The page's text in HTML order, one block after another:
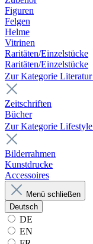
Figuren
Felgen
Helme
Vitrinen
Raritäten/Einzelstücke
Raritäten/Einzelstücke
Zur Kategorie Literatur
Zeitschriften
Bücher
Zur Kategorie Lifestyle
Bilderrahmen
Kunstdrucke
Accessoires
Menü schließen
Deutsch
DE
EN